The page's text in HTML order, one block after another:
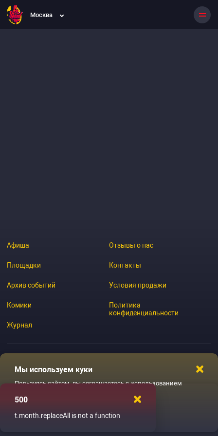
Москва
Афиша
Площадки
Архив событий
Комики
Журнал
Отзывы о нас
Контакты
Условия продажи
Политика
конфиденциальности
Мы используем куки
Пользуясь сайтом, вы соглашаетесь с использованием
Ладненько
500
t.month.replaceAll is not a function